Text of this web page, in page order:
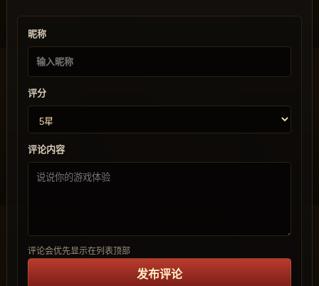
昵称
评分
评论内容
评论会优先显示在列表顶部
发布评论